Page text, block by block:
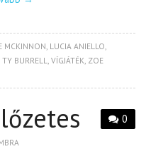
MCKINNON, LUCIA ANIELLO,
TY BURRELL,VÍGJÁTÉK, ZOE
0